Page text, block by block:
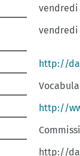
vendredi
vendredi
http://
http://
http://